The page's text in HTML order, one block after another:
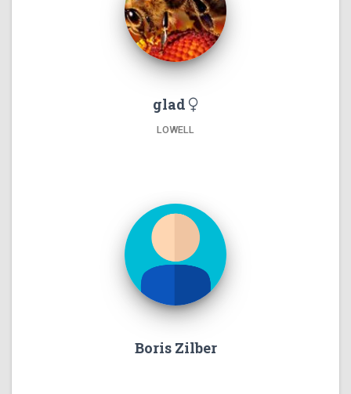
glad
LOWELL
Boris Zilber